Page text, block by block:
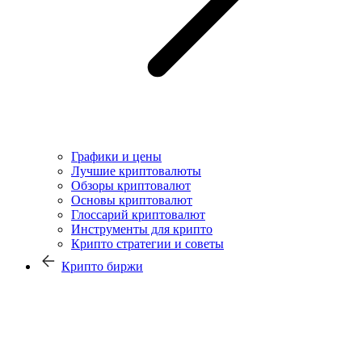
Графики и цены
Лучшие криптовалюты
Обзоры криптовалют
Основы криптовалют
Глоссарий криптовалют
Инструменты для крипто
Крипто стратегии и советы
Крипто биржи